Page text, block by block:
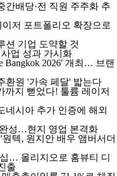
배당·전 직원 주주화 추
저 포트폴리오 확장으로
션 기업 도약할 것
업 성과 가시화
Bangkok 2026' 개최… 브랜
환원 '가속 페달' 밟는다
까지 뻗었다! 툴륨 레이저
시아 추가 인증에 해외
성…현지 영업 본격화
텍, 원지안 배우 앰버서더
… 올리지오로 홈뷰티 디
출